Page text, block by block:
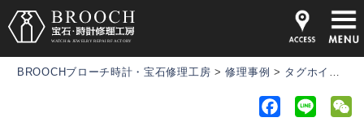
BROOCHブローチ時計・宝石修理工房 >修理事例 > タグホイヤー MONACO クロノグラフの オーバーホール＆風防磨き。